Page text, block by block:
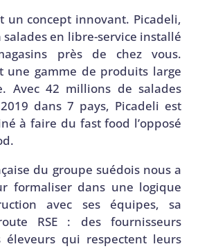
un concept innovant. Picadeli,
salades en libre-service installé
près de chez vous.
une gamme de produits large
Avec 42 millions de salades
dans 7 pays, Picadeli est
à faire du fast food l’opposé
du groupe suédois nous a
formaliser dans une logique
avec ses équipes, sa
RSE : des fournisseurs
éleveurs qui respectent leurs